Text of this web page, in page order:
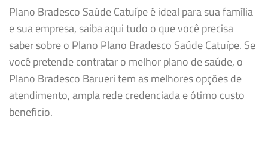
Plano Bradesco Saúde Catuípe é ideal para sua família
e sua empresa, saiba aqui tudo o que você precisa
saber sobre o Plano Plano Bradesco Saúde Catuípe. Se
você pretende contratar o melhor plano de saúde, o
Plano Bradesco Barueri tem as melhores opções de
atendimento, ampla rede credenciada e ótimo custo
beneficio.